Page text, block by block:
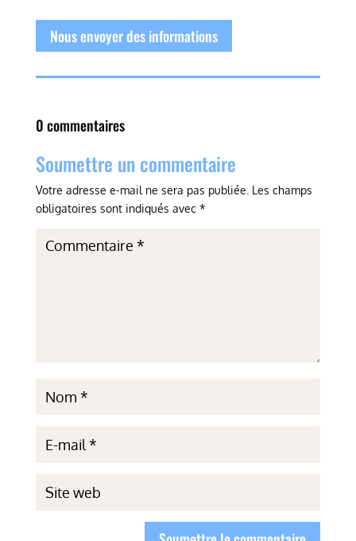
Nous envoyer des informations
0 commentaires
Soumettre un commentaire
Votre adresse e-mail ne sera pas publiée. Les champs
obligatoires sont indiqués avec *